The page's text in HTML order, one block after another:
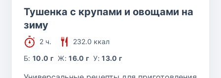
Тушенка с крупами и овощами на
зиму
2 ч.
232.0 ккал
Б:10.0 г Ж:16.0 г У:13.0 г